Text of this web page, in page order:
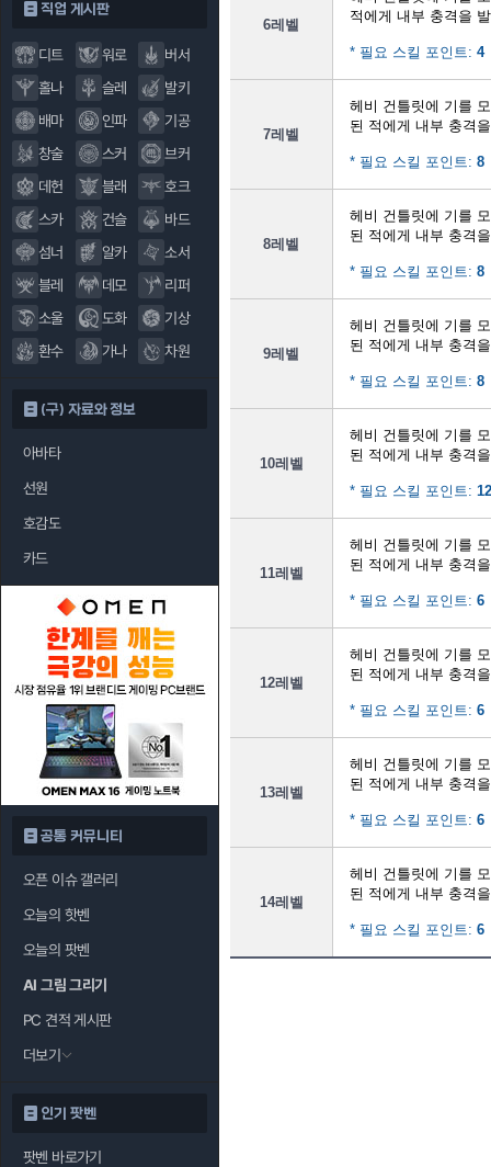
직업 게시판
디트 워로
버서
홀나
슬레
발키
배마
인파
기공
창술
스커
브커
데헌
블래
호크
스카
건슬
바드
섬너
알카
소서
블레
데모
리퍼
소울
도화
기상
환수
가나 차원
(구) 자료와 정보
아바타
선원
호감도
카드
공통 커뮤니티
오픈 이슈 갤러리
오늘의 핫벤
오늘의 팟벤
AI 그림 그리기
PC 견적 게시판
더보기
인기 팟벤
팟벤 바로가기
6레벨
적에게 내부 충격을
* 필요 스킬 포인트: 4
7레벨
헤비 건틀릿에 기를
된 적에게 내부 충격
* 필요 스킬 포인트: 8
8레벨
헤비 건틀릿에 기를
된 적에게 내부 충격
* 필요 스킬 포인트: 8
9레벨
헤비 건틀릿에 기를
된 적에게 내부 충격
* 필요 스킬 포인트: 8
10레벨
헤비 건틀릿에 기를
된 적에게 내부 충격
* 필요 스킬 포인트: 12
11레벨
헤비 건틀릿에 기를
된 적에게 내부 충격
* 필요 스킬 포인트: 6
12레벨
헤비 건틀릿에 기를
된 적에게 내부 충격
* 필요 스킬 포인트: 6
13레벨
헤비 건틀릿에 기를
된 적에게 내부 충격
* 필요 스킬 포인트: 6
14레벨
헤비 건틀릿에 기를
된 적에게 내부 충격
* 필요 스킬 포인트: 6